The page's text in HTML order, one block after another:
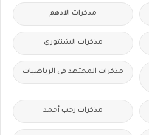
مذكرات الادهم
مذكرات الشنتورى
مذكرات المجتهد فى الرياضيات
مذكرات رجب أحمد